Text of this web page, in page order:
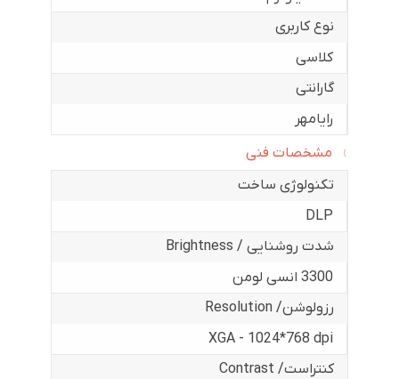
نوع کاربری
کلاسی
گارانتی
رایامهر
مشخصات فنی
تکنولوژی ساخت
DLP
شدت روشنایی / Brightness
3300 انسی لومن
رزولوشن/ Resolution
XGA - 1024*768 dpi
کنتراست/ Contrast